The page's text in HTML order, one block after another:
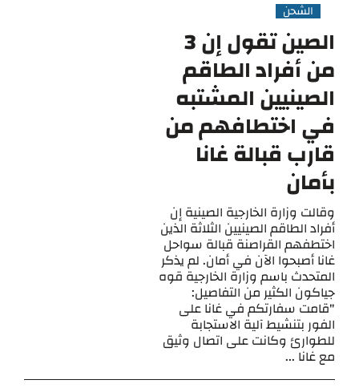
الشحن
الصين تقول إن 3
من أفراد الطاقم
الصينيين المشتبه
في اختطافهم من
قارب قبالة غانا
بأمان
وقالت وزارة الخارجية الصينية إن
أفراد الطاقم الصينيين الثلاثة الذين
اختطفهم القراصنة قبالة سواحل
غانا أصبحوا الآن في أمان. لم يذكر
المتحدث باسم وزارة الخارجية قوه
جياكون الكثير من التفاصيل:
"قامت سفارتكم في غانا على
الفور بتنشيط آلية الاستجابة
للطوارئ وكانت على اتصال وثيق
مع غانا ...